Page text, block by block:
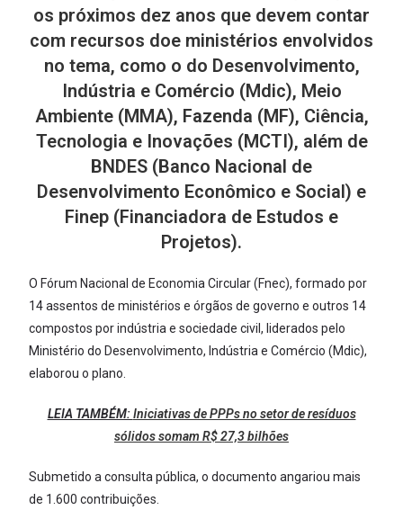
os próximos dez anos que devem contar
com recursos doe ministérios envolvidos
no tema, como o do Desenvolvimento,
Indústria e Comércio (Mdic), Meio
Ambiente (MMA), Fazenda (MF), Ciência,
Tecnologia e Inovações (MCTI), além de
BNDES (Banco Nacional de
Desenvolvimento Econômico e Social) e
Finep (Financiadora de Estudos e
Projetos).
O Fórum Nacional de Economia Circular (Fnec), formado por
14 assentos de ministérios e órgãos de governo e outros 14
compostos por indústria e sociedade civil, liderados pelo
Ministério do Desenvolvimento, Indústria e Comércio (Mdic),
elaborou o plano.
LEIA TAMBÉM:Iniciativas de PPPs no setor de resíduos
sólidos somam R$ 27,3 bilhões
Submetido a consulta pública, o documento angariou mais
de 1.600 contribuições.